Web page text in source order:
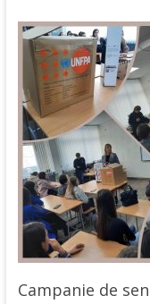
Campanie de